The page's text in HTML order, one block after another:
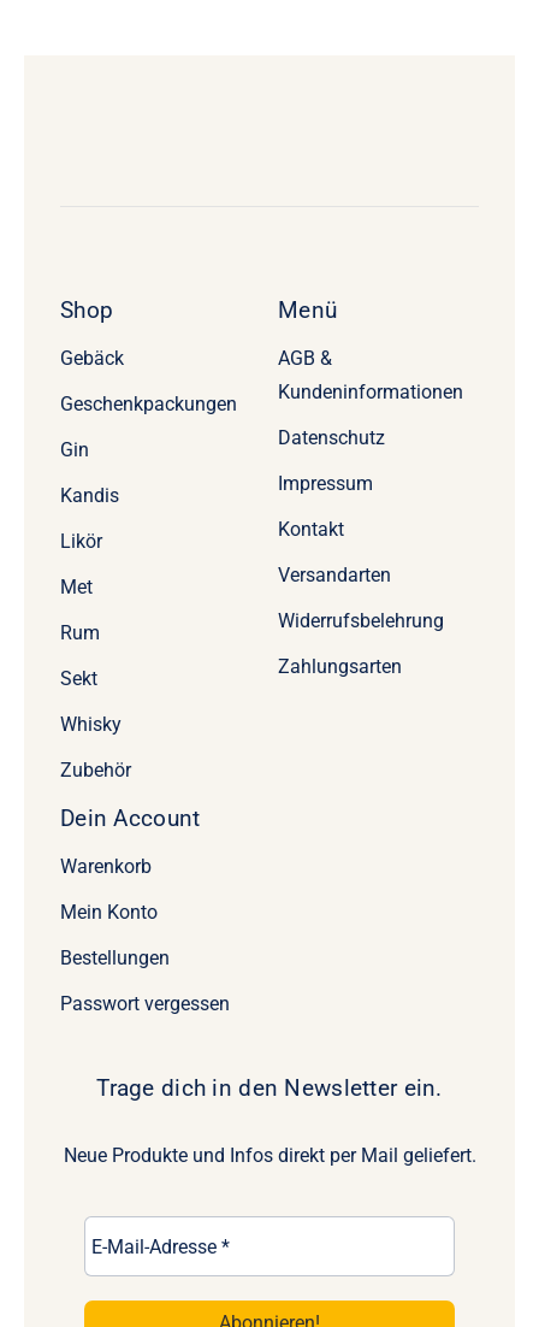
Shop
Gebäck
Geschenkpackungen
Gin
Kandis
Likör
Met
Rum
Sekt
Whisky
Zubehör
Menü
AGB &
Kundeninformationen
Datenschutz
Impressum
Kontakt
Versandarten
Widerrufsbelehrung
Zahlungsarten
Dein Account
Warenkorb
Mein Konto
Bestellungen
Passwort vergessen
Trage dich in den Newsletter ein.
Neue Produkte und Infos direkt per Mail geliefert.